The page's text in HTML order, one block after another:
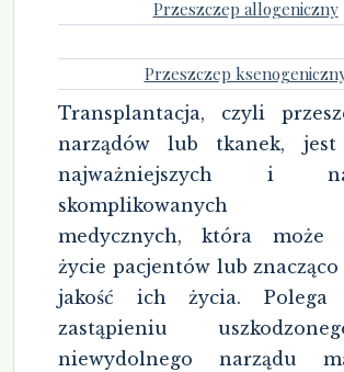
Przeszczep allogeniczny
Przeszczep
Transplantacja, czyli
narządów lub tkanek,
najważniejszych i
skomplikowanych
medycznych, która może
życie pacjentów lub
jakość ich życia.
zastąpieniu
niewydolnego narządu
KOLOR TŁA
KOLOR